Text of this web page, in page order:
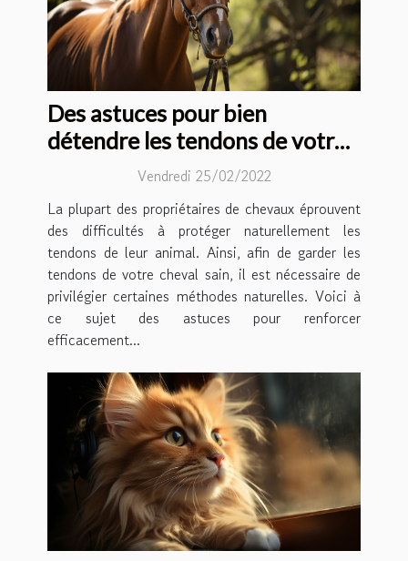
Des astuces pour bien
détendre les tendons de votre
Vendredi 25/02/2022
La plupart des propriétaires de chevaux éprouvent
des difficultés à protéger naturellement les
tendons de leur animal. Ainsi, afin de garder les
tendons de votre cheval sain, il est nécessaire de
privilégier certaines méthodes naturelles. Voici à
ce sujet des astuces pour renforcer
efficacement...